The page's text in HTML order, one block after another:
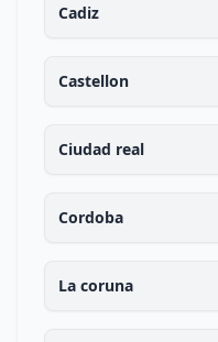
Cadiz
Castellon
Ciudad real
Cordoba
La coruna